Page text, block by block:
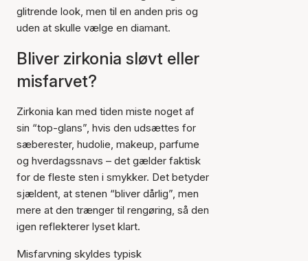
glitrende look, men til en anden pris og
uden at skulle vælge en diamant.
Bliver zirkonia sløvt eller
misfarvet?
Zirkonia kan med tiden miste noget af
sin “top-glans”, hvis den udsættes for
sæberester, hudolie, makeup, parfume
og hverdagssnavs – det gælder faktisk
for de fleste sten i smykker. Det betyder
sjældent, at stenen “bliver dårlig”, men
mere at den trænger til rengøring, så den
igen reflekterer lyset klart.
Misfarvning skyldes typisk